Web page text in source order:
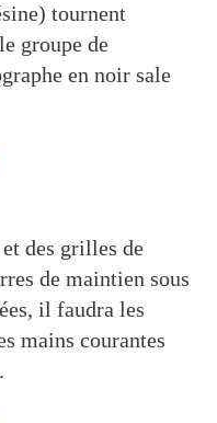
tournent
groupe de
en noir sale
des grilles de
de maintien sous
il faudra les
mains courantes